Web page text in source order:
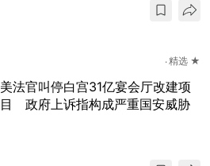
精选 ★
美法官叫停白宫31亿宴会厅改建项
目 政府上诉指构成严重国安威胁